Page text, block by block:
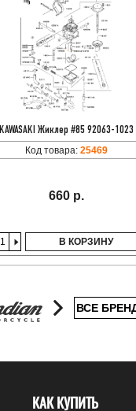
KAWASAKI Жиклер #85 92063-1023
Код товара: 25469
660 р.
В КОРЗИНУ
ВСЕ
КАК КУПИТЬ